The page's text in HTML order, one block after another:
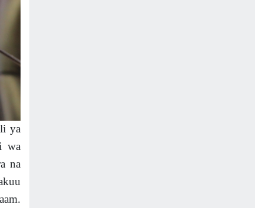
ya
wa
na